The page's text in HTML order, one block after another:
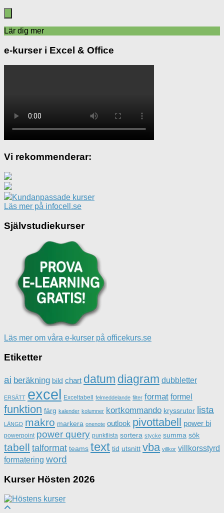
Lär dig mer
e-kurser i Excel & Office
Vi rekommenderar:
Kundanpassade kurser
Läs mer på infocell.se
Självstudiekurser
Läs mer om våra e-kurser på officekurs.se
Etiketter
ai beräkning bild chart datum diagram dubbletter
ERSÄTT excel Exceltabell felmeddelande filter format formel
funktion färg kalender kolumner kortkommando kryssrutor lista
LÄNGD makro markera onenote outlook pivottabell power bi
powerpoint power query punktlista sortera stycke summa sök
tabell talformat teams text tid utsnitt vba villkor villkorsstyrd
formatering word
Kurser Hösten 2026